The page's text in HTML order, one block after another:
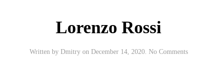
Lorenzo Rossi
Written by Dmitryon December 14, 2020. No Commentson